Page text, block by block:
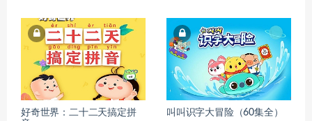
好奇世界：二十二天搞定拼
叫叫识字大冒险（60集全）